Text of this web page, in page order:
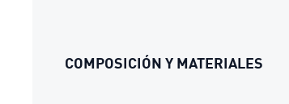
COMPOSICIÓN Y MATERIALES